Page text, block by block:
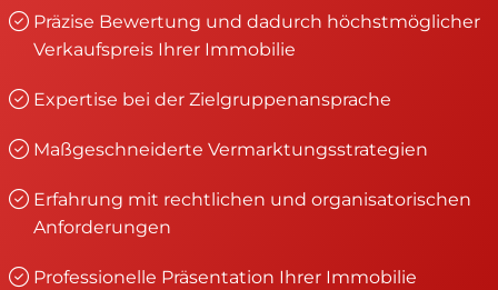
Präzise Bewertung und dadurch höchstmöglicher
Verkaufspreis Ihrer Immobilie
Expertise bei der Zielgruppenansprache
Maßgeschneiderte Vermarktungsstrategien
Erfahrung mit rechtlichen und organisatorischen
Anforderungen
Professionelle Präsentation Ihrer Immobilie